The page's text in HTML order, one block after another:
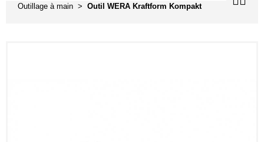
Outillage à main
Outil WERA Kraftform Kompakt